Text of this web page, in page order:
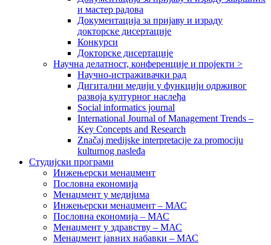
и мастер радова
Документација за пријаву и израду
докторске дисертације
Конкурси
Докторске дисертације
Научна делатност, конференције и пројекти >
Научно-истраживачки рад
Дигитални медији у функцији одрживог
развоја културног наслеђа
Social informatics journal
International Journal of Management Trends –
Key Concepts and Research
Značaj medijske interpretacije za promociju
kulturnog nasleđa
Студијски програми
Инжењерски менаџмент
Пословна економија
Менаџмент у медијима
Инжењерски менаџмент – МАС
Пословна економија – МАС
Менаџмент у здравству – МАС
Менаџмент јавних набавки – МАС